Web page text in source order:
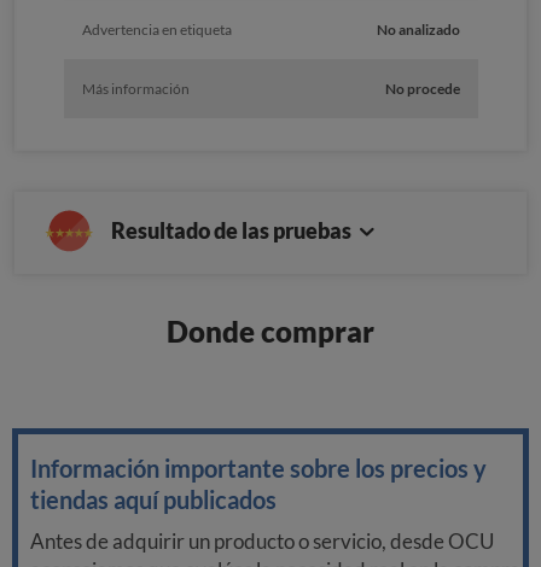
Advertencia en etiqueta No analizado
Más información No procede
Resultado de las pruebas
Donde comprar
Información importante sobre los precios y
tiendas aquí publicados
Antes de adquirir un producto o servicio, desde OCU